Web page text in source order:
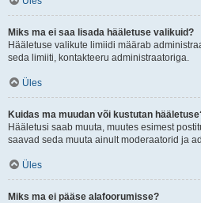
Miks ma ei saa lisada hääletuse valikuid?
Hääletuse valikute limiidi määrab
seda limiiti, kontakteeru administraatoriga.
Üles
Kuidas ma muudan või kustutan
Hääletusi saab muuta, muutes esimest
saavad seda muuta ainult moderaatorid ja
Üles
Miks ma ei pääse alafoorumisse?